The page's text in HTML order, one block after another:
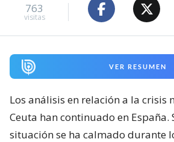
763
visitas
VER RESUMEN
Los análisis en relación a la crisis
Ceuta han continuado en España.
situación se ha calmado durante